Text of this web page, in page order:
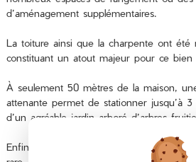
d’aménagement supplémentaires.
La toiture ainsi que la charpente ont été
constituant un atout majeur pour ce bien
À seulement 50 mètres de la maison,
attenante permet de stationner jusqu’à
d’un agréable jardin arboré d’arbres
Enfin, deux parcelles de forêt viennent